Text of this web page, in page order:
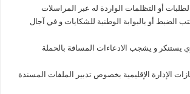
أو التظلمات الواردة له عبر المراسلات
الضبط أو بالبوابة الوطنية للشكايات و في آجال
يستنكر و يشجب الادعاءات المساقة بالحملة
الإدارة الإقليمية بخصوص تدبير الملفات المسندة